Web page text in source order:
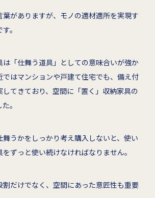
葉がありますが、モノの適材適所を実現す
。
「仕舞う道具」としての意味合いが強か
ではマンションや戸建て住宅でも、備え付
してきており、空間に「置く」収納家具の
。
うかをしっかり考え購入しないと、使い
ずっと使い続けなければなりません。
割だけでなく、空間にあった意匠性も重要